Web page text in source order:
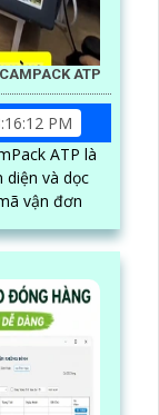
ATP
PM
ATP là
diện và dọc
vận đơn